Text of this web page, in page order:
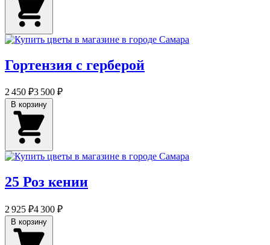
Гортензия с герберой
2 450 ₽3 500 ₽
25 Роз кении
2 925 ₽4 300 ₽